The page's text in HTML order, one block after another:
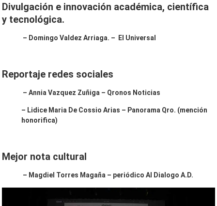
Divulgación e innovación académica, científica
y tecnológica.
– Domingo Valdez Arriaga. – El Universal
Reportaje redes sociales
– Annia Vazquez Zuñiga – Qronos Noticias
– Lidice Maria De Cossio Arias – Panorama Qro. (mención
honorifica)
Mejor nota cultural
– Magdiel Torres Magaña – periódico Al Dialogo A.D.